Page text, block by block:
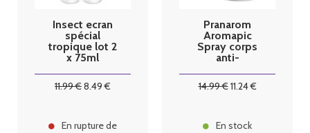
Insect ecran
spécial
tropique lot 2
x 75ml
11.99€8.49 €
En rupture de
Pranarom
Aromapic
Spray corps
anti-
bio, 200ml
14.99€11.24€
En stock